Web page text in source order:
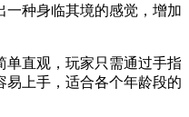
一种身临其境的感觉，增加
单直观，玩家只需通过手指
易上手，适合各个年龄段的